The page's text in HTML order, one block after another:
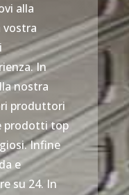
alla
vostra
In
nostra
produttori
prodotti top
Infine
e
su 24. In